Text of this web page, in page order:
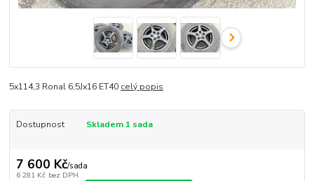
5x114,3 Ronal 6,5Jx16 ET40 celý popis
Dostupnost Skladem 1 sada
7 600 Kč/sada
6 281 Kč bez DPH